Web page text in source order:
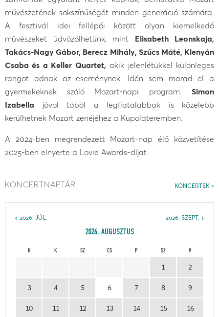
művészetének sokszínűségét minden generáció számára.
A fesztivál idei fellépői között olyan kiemelkedő
művészeket üdvözölhetünk, mint Elisabeth Leonskaja,
Takács-Nagy Gábor, Berecz Mihály, Szűcs Máté, Klenyán
Csaba és a Keller Quartet, akik jelenlétükkel különleges
rangot adnak az eseménynek. Idén sem marad el a
gyermekeknek szóló Mozart-napi program: Simon
Izabella jóvol tából a legfiatalabbak is közelebb
kerülhetnek Mozart zenéjéhez a Kupolateremben.
A 2024-ben megrendezett Mozart-nap élő közvetítése
2025-ben elnyerte a Lovie Awards-díjat.
KONCERTEK
KONCERTNAPTÁR
2026. SZEPT.
2026. JÚL.
2026. AUGUSZTUS
H K SZ CS P SZ V
1 2
3 4 5 6 7 8 9
10 11 12 13 14 15 16